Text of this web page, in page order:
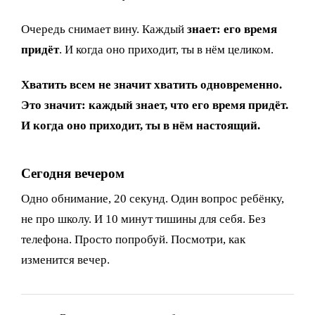
Очередь снимает вину. Каждыйзнает: его время
придёт. И когда оно приходит, ты в нём целиком.
Хватить всем не значит хватить одновременно.
Это значит: каждый знает, что его время придёт.
И когда оно приходит, ты в нём настоящий.
Сегодня вечером
Одно обнимание, 20 секунд. Один вопрос ребёнку,
не про школу. И 10 минут тишины для себя. Без
телефона. Просто попробуй. Посмотри, как
изменится вечер.